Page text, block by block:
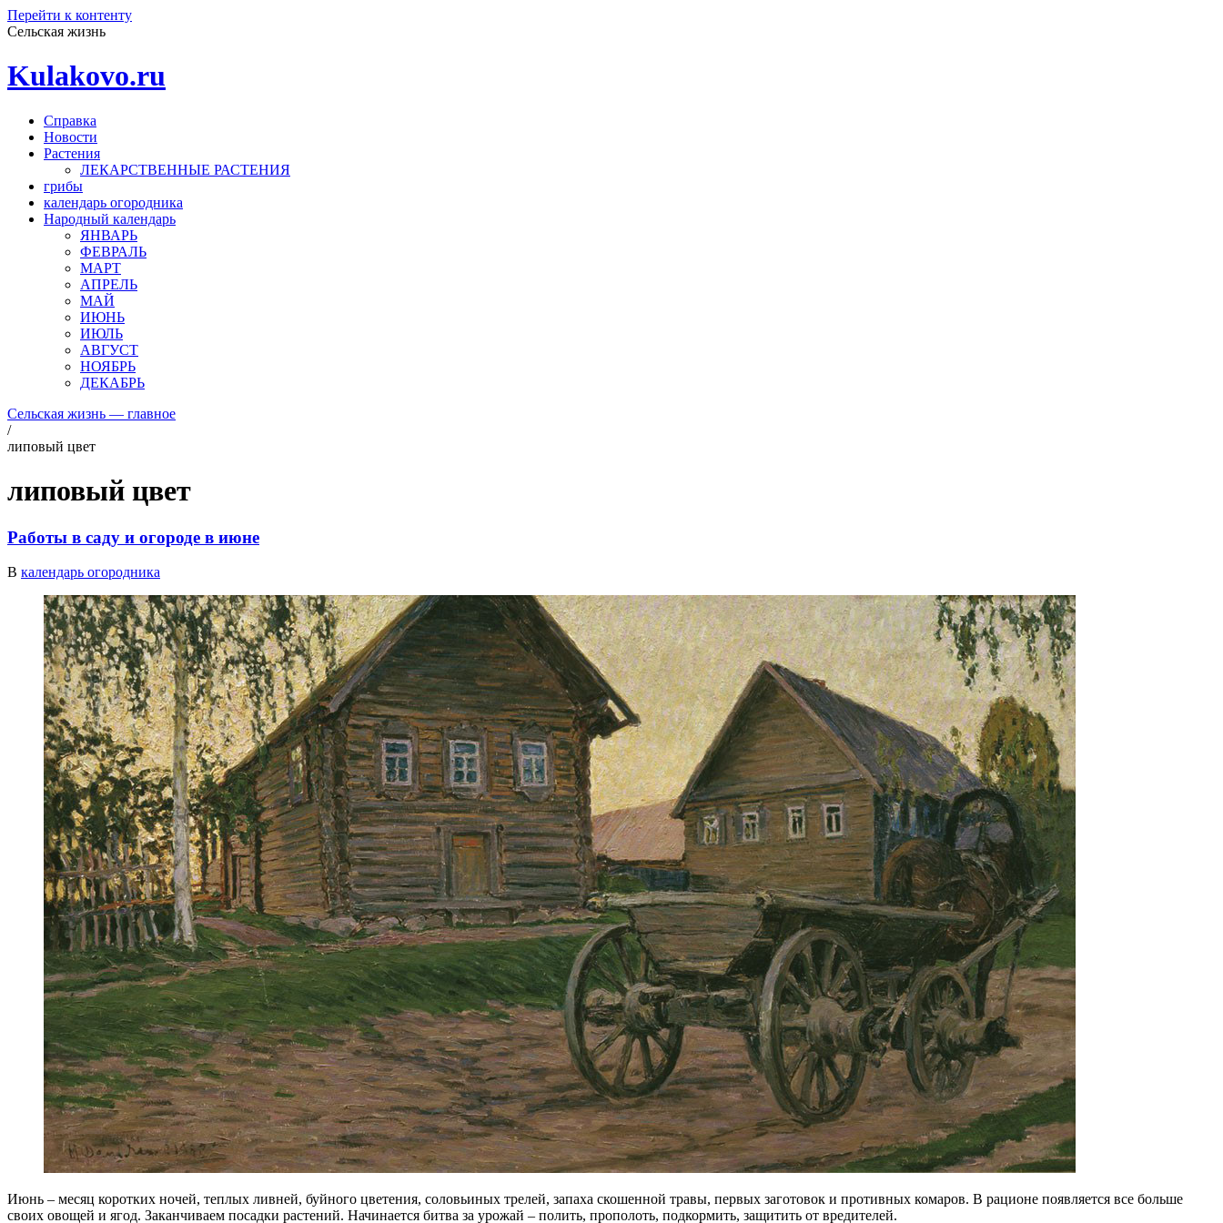
Перейти к контенту
Сельская жизнь
Kulakovo.ru
Справка
Новости
Растения
ЛЕКАРСТВЕННЫЕ РАСТЕНИЯ
грибы
календарь огородника
Народный календарь
ЯНВАРЬ
ФЕВРАЛЬ
МАРТ
АПРЕЛЬ
МАЙ
ИЮНЬ
ИЮЛЬ
АВГУСТ
НОЯБРЬ
ДЕКАБРЬ
Сельская жизнь — главное
/
липовый цвет
липовый цвет
Работы в саду и огороде в июне
В календарь огородника
Июнь – месяц коротких ночей, теплых ливней, буйного цветения, соловьиных трелей, запаха скошенной травы, первых заготовок и противных комаров. В рационе появляется все больше
своих овощей и ягод. Заканчиваем посадки растений. Начинается битва за урожай – полить, прополоть, подкормить, защитить от вредителей.